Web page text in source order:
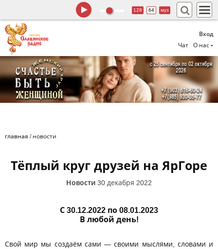
Вход
Чат
О нас
128 64 муз
главная / новости
Тёплый круг друзей на ЯрГоре
Новости 30 декабря 2022
С 30.12.2022 по 08.01.2023
В любой день!
Свой мир мы создаём сами — своими мыслями, словами и